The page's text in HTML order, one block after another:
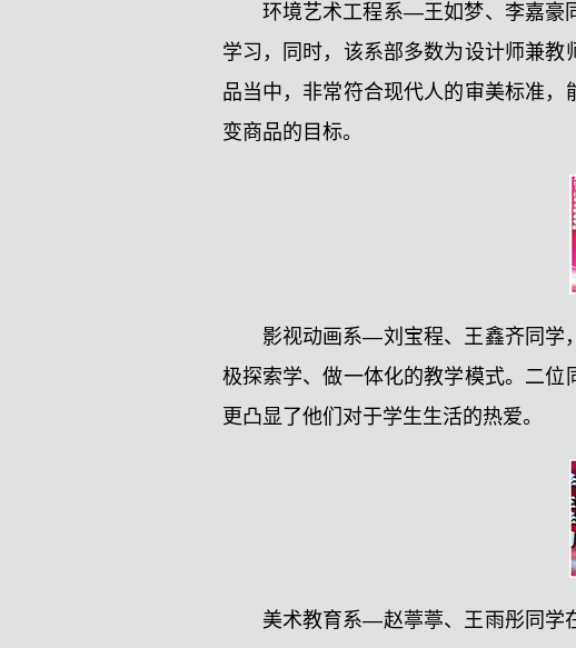
环境艺术工程系—王如梦、李嘉豪
学习，同时，该系部多数为设计师兼
品当中，非常符合现代人的审美标准
变商品的目标。
影视动画系—刘宝程、王鑫齐同学
极探索学、做一体化的教学模式。二位
更凸显了他们对于学生生活的热爱。
美术教育系—赵葶葶、王雨彤同学